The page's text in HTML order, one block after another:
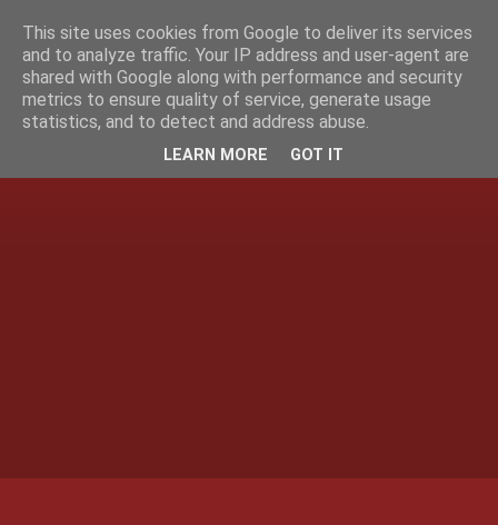
This site uses cookies from Google to deliver its services
and to analyze traffic. Your IP address and user-agent are
shared with Google along with performance and security
metrics to ensure quality of service, generate usage
statistics, and to detect and address abuse.
LEARN MORE GOT IT